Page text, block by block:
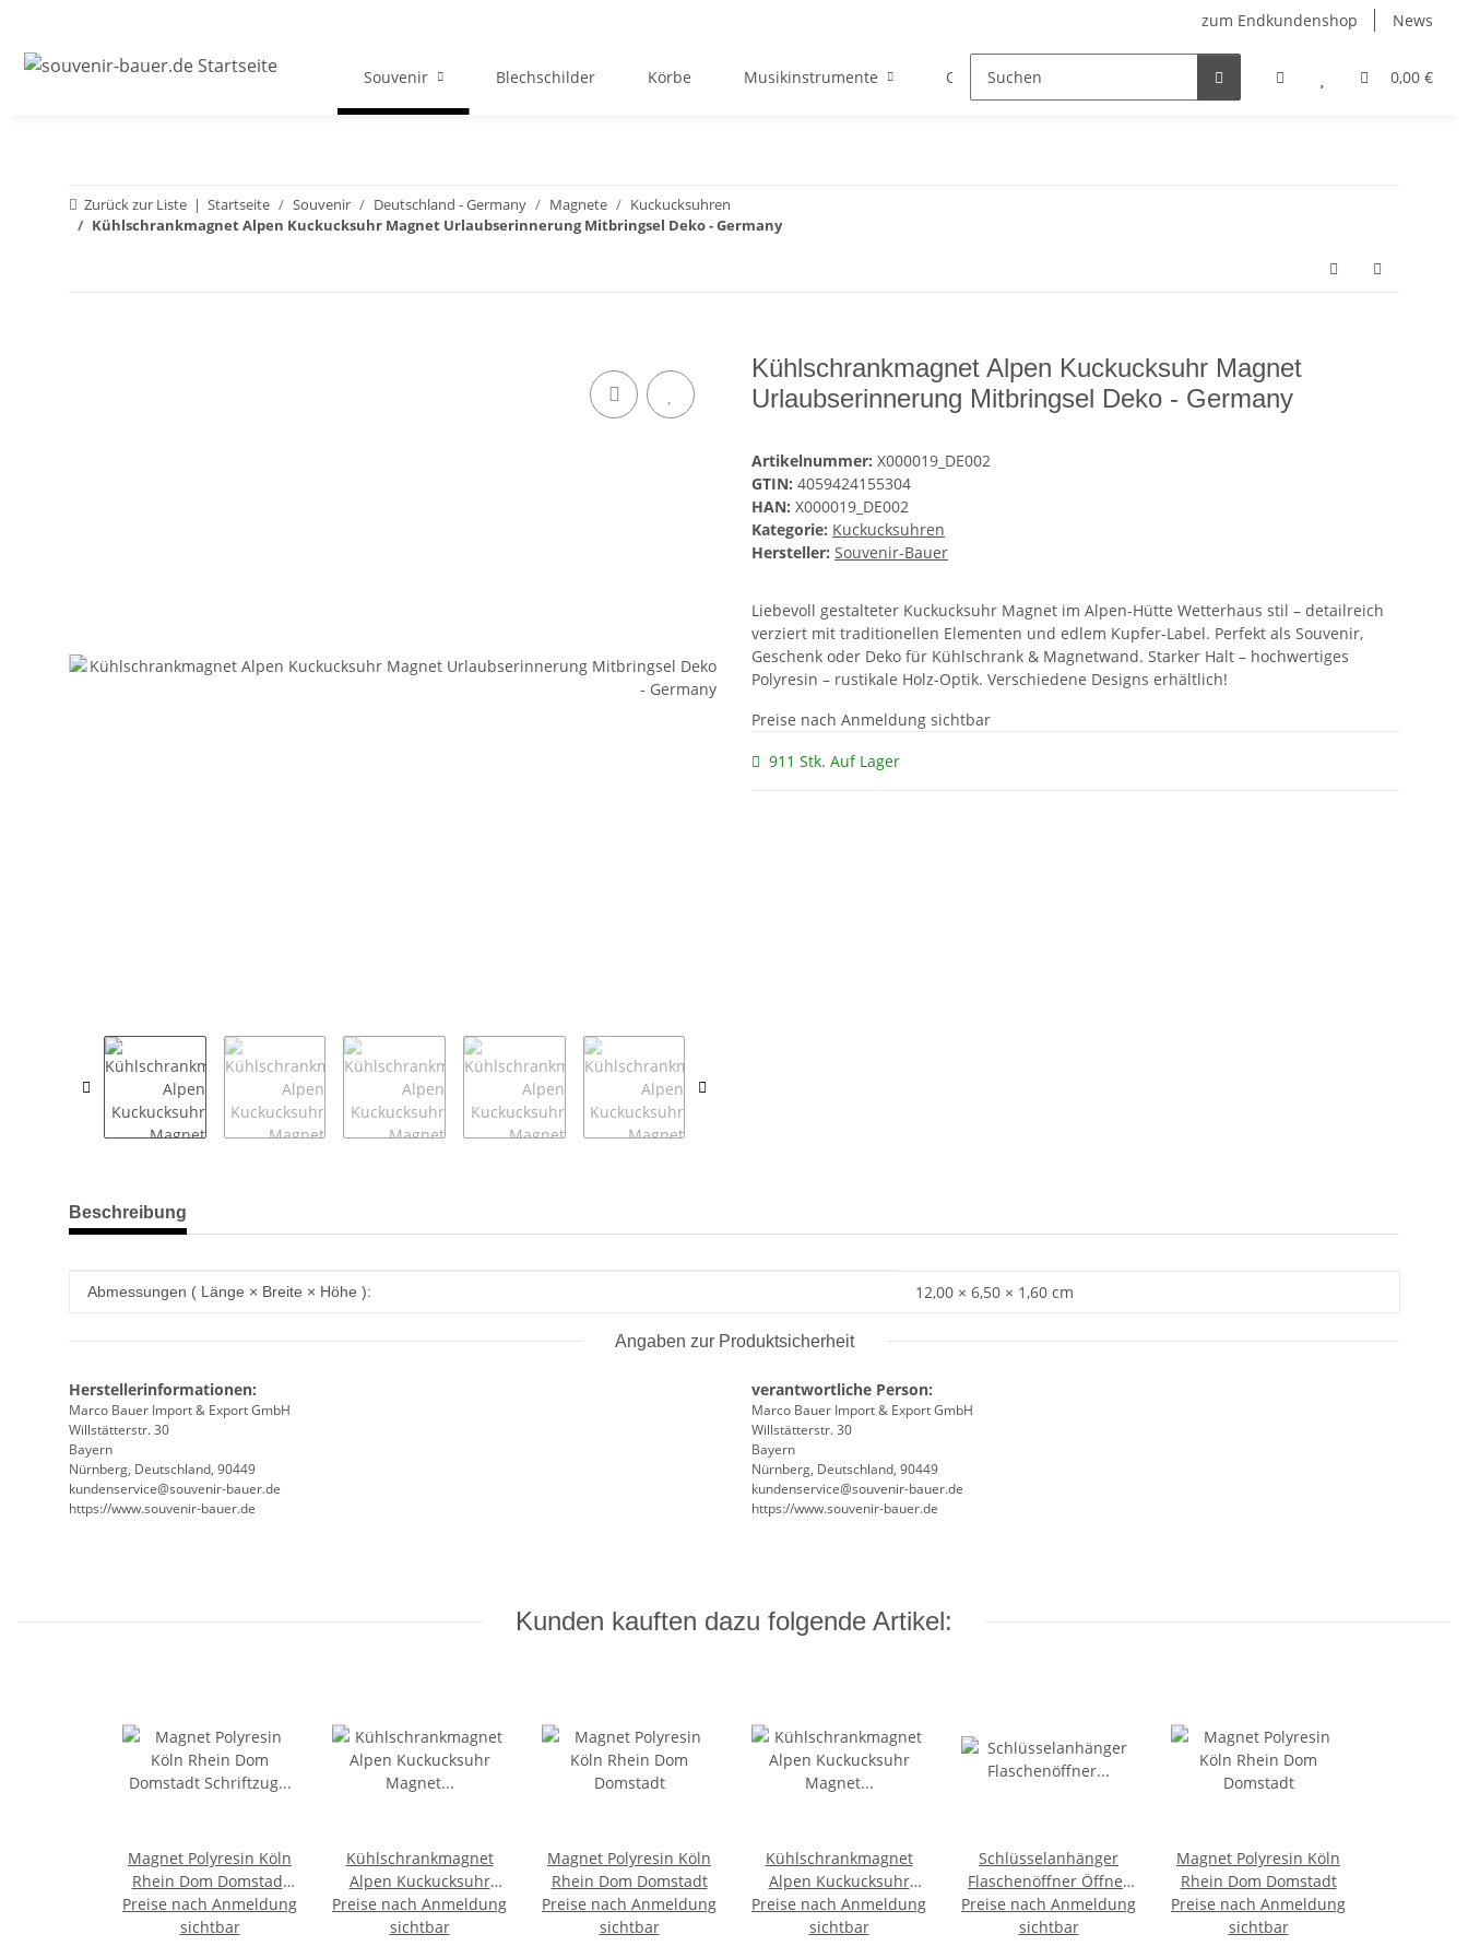
zum Endkundenshop News
0,00 €
Souvenir Blechschilder Körbe Musikinstrumente Oktoberfest FFP2-Masken
Zurück zur Liste Startseite Souvenir Deutschland - Germany Magnete
Kuckucksuhren
Kühlschrankmagnet Alpen Kuckucksuhr Magnet Urlaubserinnerung Mitbringsel Deko - Germany
Kühlschrankmagnet Alpen Kuckucksuhr Magnet
Urlaubserinnerung Mitbringsel Deko - Germany
Artikelnummer: X000019_DE002
GTIN: 4059424155304
HAN: X000019_DE002
Kategorie: Kuckucksuhren
Hersteller: Souvenir-Bauer
Liebevoll gestalteter Kuckucksuhr Magnet im Alpen-Hütte Wetterhaus stil – detailreich
verziert mit traditionellen Elementen und edlem Kupfer-Label. Perfekt als Souvenir,
Geschenk oder Deko für Kühlschrank & Magnetwand. Starker Halt – hochwertiges
Polyresin – rustikale Holz-Optik. Verschiedene Designs erhältlich!
Preise nach Anmeldung sichtbar
911 Stk. Auf Lager
weitere Registerkarten anzeigen
Beschreibung
Produkteigenschaft
Wert
Abmessungen ( Länge × Breite × Höhe ): 12,00 × 6,50 × 1,60 cm
Angaben zur Produktsicherheit
Herstellerinformationen:
Marco Bauer Import & Export GmbH
Willstätterstr. 30
Bayern
Nürnberg, Deutschland, 90449
kundenservice@souvenir-bauer.de
https://www.souvenir-bauer.de
verantwortliche Person:
Marco Bauer Import & Export GmbH
Willstätterstr. 30
Bayern
Nürnberg, Deutschland, 90449
kundenservice@souvenir-bauer.de
https://www.souvenir-bauer.de
Kunden kauften dazu folgende Artikel:
Magnet Polyresin Köln
Rhein Dom Domstadt
Schriftzug Blau
Preise nach Anmeldung
sichtbar
Kühlschrankmagnet
Alpen Kuckucksuhr
Magnet
Urlaubserinnerung
Preise nach Anmeldung
sichtbar
Magnet Polyresin Köln
Rhein Dom Domstadt
Preise nach Anmeldung
sichtbar
Kühlschrankmagnet
Alpen Kuckucksuhr
Magnet
Urlaubserinnerung
Preise nach Anmeldung
sichtbar
Schlüsselanhänger
Flaschenöffner Öffner
Bieröffner Germany
Flagge BRD Schlüssel
Preise nach Anmeldung
sichtbar
Magnet Polyresin Köln
Rhein Dom Domstadt
Preise nach Anmeldung
sichtbar